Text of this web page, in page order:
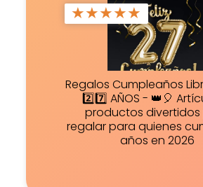
★★★★★
Regalos Cumpleaños
2️⃣7️⃣ AÑOS - 👑🎈
productos
regalar para quienes
años en 2026